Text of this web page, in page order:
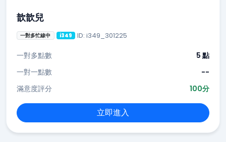
歆歆兒
一對多忙線中 i349 ID: i349_301225
一對多點數
5 點
一對一點數
--
滿意度評分
100分
立即進入